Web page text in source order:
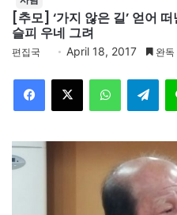
[추모] ‘가지 않은 길’ 얻어
슬피 우네 그려
편집국 April 18, 2017 완독
Telegram